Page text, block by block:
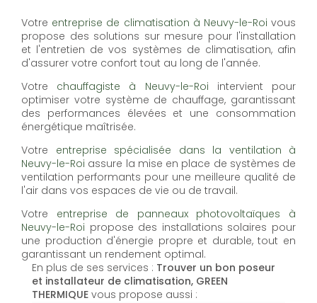
Votre entreprise de climatisation à Neuvy-le-Roi vous
propose des solutions sur mesure pour l'installation
et l'entretien de vos systèmes de climatisation, afin
d'assurer votre confort tout au long de l'année.
Votre chauffagiste à Neuvy-le-Roi intervient pour
optimiser votre système de chauffage, garantissant
des performances élevées et une consommation
énergétique maîtrisée.
Votre entreprise spécialisée dans la ventilation à
Neuvy-le-Roi assure la mise en place de systèmes de
ventilation performants pour une meilleure qualité de
l'air dans vos espaces de vie ou de travail.
Votre entreprise de panneaux photovoltaïques à
Neuvy-le-Roi propose des installations solaires pour
une production d'énergie propre et durable, tout en
garantissant un rendement optimal.
En plus de ses services : Trouver un bon poseur
et installateur de climatisation, GREEN
THERMIQUE vous propose aussi :